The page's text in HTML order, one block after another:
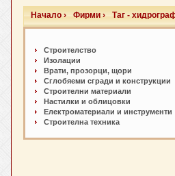
Начало › Фирми › Таг -
Строителство
Изолации
Врати, прозорци, щори
Сглобяеми сгради и конструкции
Строителни материали
Настилки и oблицовки
Електроматериали и инструменти
Строителна техника